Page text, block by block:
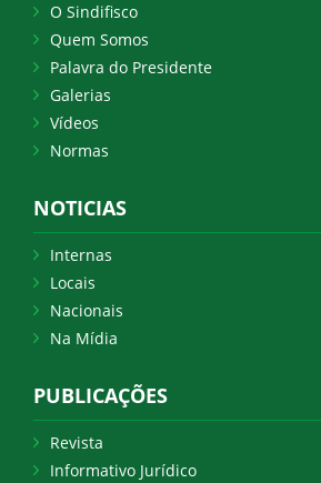
O Sindifisco
Quem Somos
Palavra do Presidente
Galerias
Vídeos
Normas
NOTICIAS
Internas
Locais
Nacionais
Na Mídia
PUBLICAÇÕES
Revista
Informativo Jurídico